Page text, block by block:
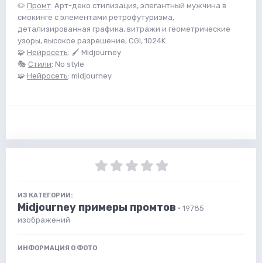
✏️ Промт: Арт-деко стилизация, элегантный мужчина в
смокинге с элементами ретрофутуризма,
детализированная графика, витражи и геометрические
узоры, высокое разрешение, CGI, 1024K
🧩 Нейросеть: 🖌 Midjourney
🎭 Стили: No style
🧩 Нейросеть: midjourney
ИЗ КАТЕГОРИИ:
Midjourney примеры промтов · 19785
изображений
ИНФОРМАЦИЯ О ФОТО